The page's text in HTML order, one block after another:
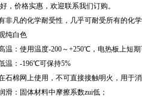
，价格实惠，欢迎联系我们订购。
非凡的化学耐受性，几乎可耐受所有的化
纯白色
温：使用温度-200～+250℃，电热板上短期
温：-196℃可保持5%
石棉网上使用，不可直接接触明火，用于
滑：固体材料中摩擦系数zui低；